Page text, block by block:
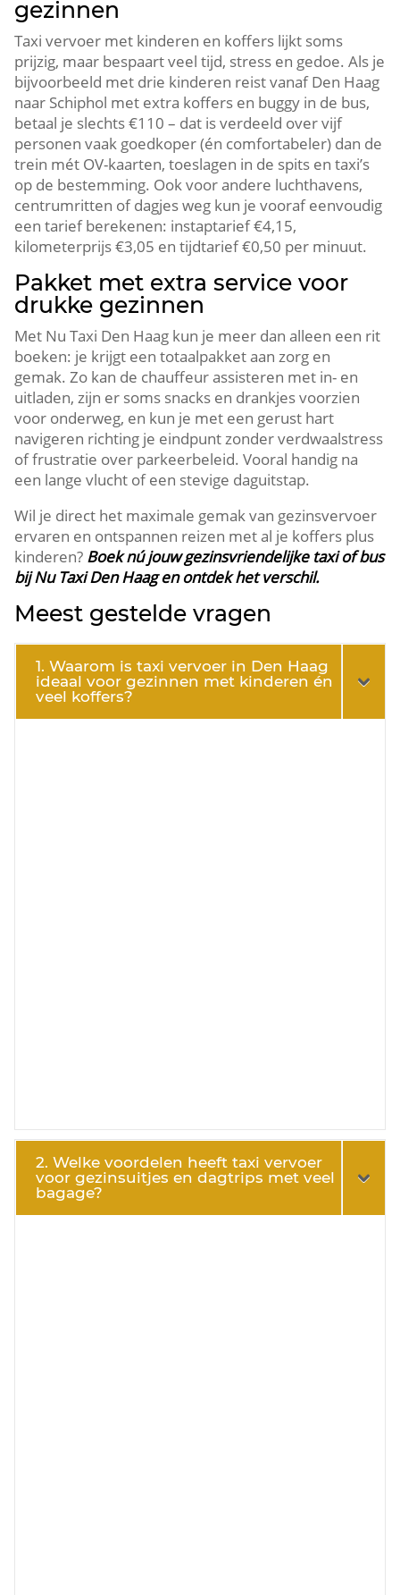
gezinnen
Taxi vervoer met kinderen en koffers lijkt soms
prijzig, maar bespaart veel tijd, stress en gedoe. Als je
bijvoorbeeld met drie kinderen reist vanaf Den Haag
naar Schiphol met extra koffers en buggy in de bus,
betaal je slechts €110 – dat is verdeeld over vijf
personen vaak goedkoper (én comfortabeler) dan de
trein mét OV-kaarten, toeslagen in de spits en taxi’s
op de bestemming. Ook voor andere luchthavens,
centrumritten of dagjes weg kun je vooraf eenvoudig
een tarief berekenen: instaptarief €4,15,
kilometerprijs €3,05 en tijdtarief €0,50 per minuut.
Pakket met extra service voor
drukke gezinnen
Met Nu Taxi Den Haag kun je meer dan alleen een rit
boeken: je krijgt een totaalpakket aan zorg en
gemak. Zo kan de chauffeur assisteren met in- en
uitladen, zijn er soms snacks en drankjes voorzien
voor onderweg, en kun je met een gerust hart
navigeren richting je eindpunt zonder verdwaalstress
of frustratie over parkeerbeleid. Vooral handig na
een lange vlucht of een stevige daguitstap.
Wil je direct het maximale gemak van gezinsvervoer
ervaren en ontspannen reizen met al je koffers plus
kinderen? Boek nú jouw gezinsvriendelijke taxi of bus
bij Nu Taxi Den Haag en ontdek het verschil.
Meest gestelde vragen
1. Waarom is taxi vervoer in Den Haag
ideaal voor gezinnen met kinderen én
veel koffers?
2. Welke voordelen heeft taxi vervoer
voor gezinsuitjes en dagtrips met veel
bagage?